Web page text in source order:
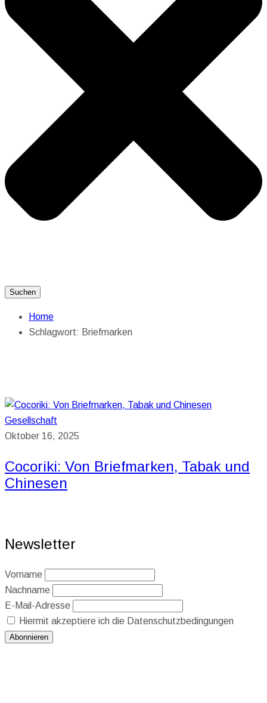
Suchen
Home
Schlagwort: Briefmarken
Gesellschaft
Oktober 16, 2025
Cocoriki: Von Briefmarken, Tabak und
Chinesen
Newsletter
Vorname
Nachname
E-Mail-Adresse
Hiermit akzeptiere ich die Datenschutzbedingungen